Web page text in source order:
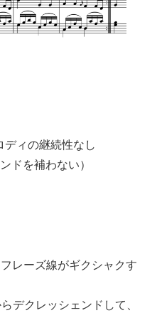
ディの継続性なし
ドを補わない）
レーズ線がギクシャクす
デクレッシェンドして、